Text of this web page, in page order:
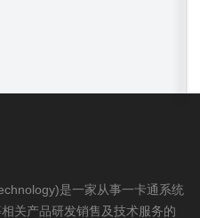
是一家从事一卡通系统
关产品研发销售及技术服务的